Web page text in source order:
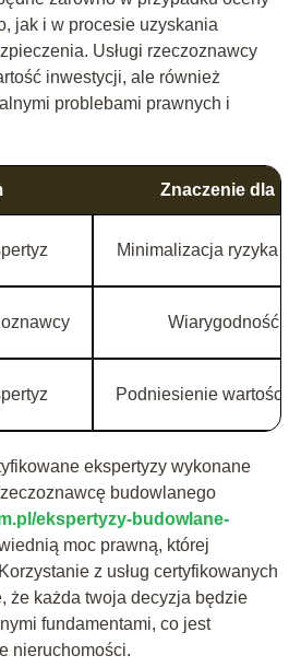
jak i w procesie uzyskania
Usługi rzeczoznawcy
inwestycji, ale również
problebami prawnych i
Znaczenie dla
Minimalizacja ryzyka
Wiarygodność
Podniesienie wartości
ekspertyzy wykonane
budowlanego
ekspertyzy-budowlane-
moc prawną, której
z usług certyfikowanych
że każda twoja decyzja będzie
fundamentami, co jest
nieruchomości.